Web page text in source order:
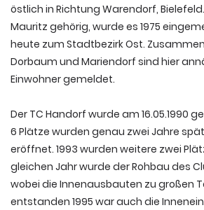
östlich in Richtung Warendorf,
Mauritz gehörig, wurde es 1975
heute zum Stadtbezirk Ost.
Dorbaum und Mariendorf sind hier
Einwohner gemeldet.
Der TC Handorf wurde am 16.05.1990
6 Plätze wurden genau zwei Jahre
eröffnet. 1993 wurden weitere zwei
gleichen Jahr wurde der Rohbau des
wobei die Innenausbauten zu großen
entstanden 1995 war auch die